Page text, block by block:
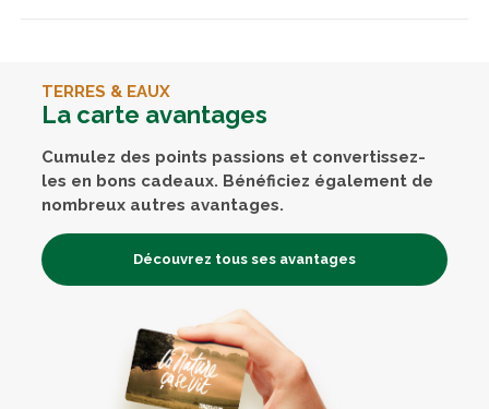
TERRES & EAUX
La carte avantages
Cumulez des points passions et convertissez-
les en bons cadeaux. Bénéficiez également de
nombreux autres avantages.
Découvrez tous ses avantages